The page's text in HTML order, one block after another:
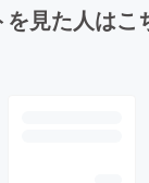
見た人はこ